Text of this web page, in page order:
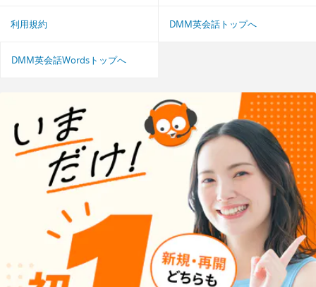
利用規約 DMM英会話トップへ
DMM英会話Wordsトップへ